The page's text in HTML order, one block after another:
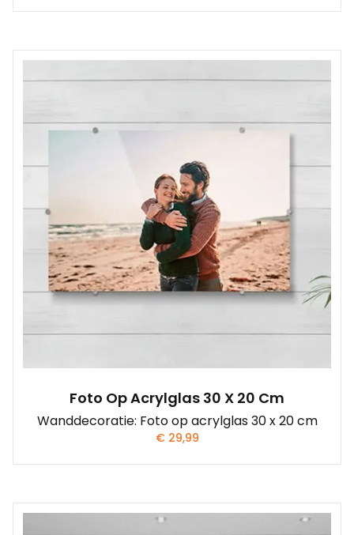
Foto Op Acrylglas 30 X 20 Cm
Wanddecoratie: Foto op acrylglas 30 x 20 cm
€29,99